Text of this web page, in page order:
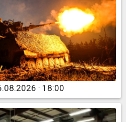
· 18:00